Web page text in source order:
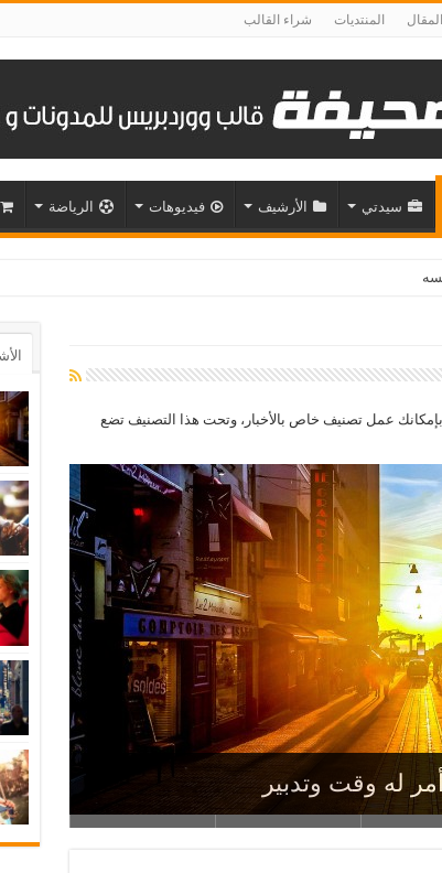
المنتديات شراء القالب
سيدتي الأرشيف فيديوهات الرياضة
عمل تصنيف خاص بالأخبار، وتحت هذا التصنيف تضع
الأجسام
له وقت وتدبير
يجدها فى نفسه
على الفوضى في حياتكعينيه